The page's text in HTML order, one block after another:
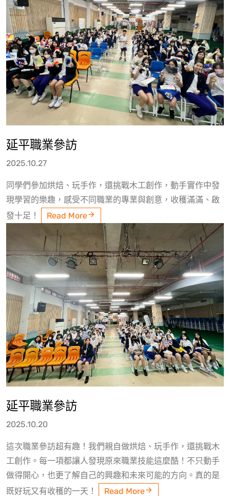
延平職業參訪
2025.10.27
同學們參加烘焙、玩手作，還挑戰木工創作，動手實作中發
現學習的樂趣，感受不同職業的專業與創意，收穫滿滿、啟
發十足！
Read More
延平職業參訪
2025.10.20
這次職業參訪超有趣！我們親自做烘焙、玩手作，還挑戰木
工創作。每一項都讓人發現原來職業技能這麼酷！不只動手
做得開心，也更了解自己的興趣和未來可能的方向。真的是
既好玩又有收穫的一天！
Read More